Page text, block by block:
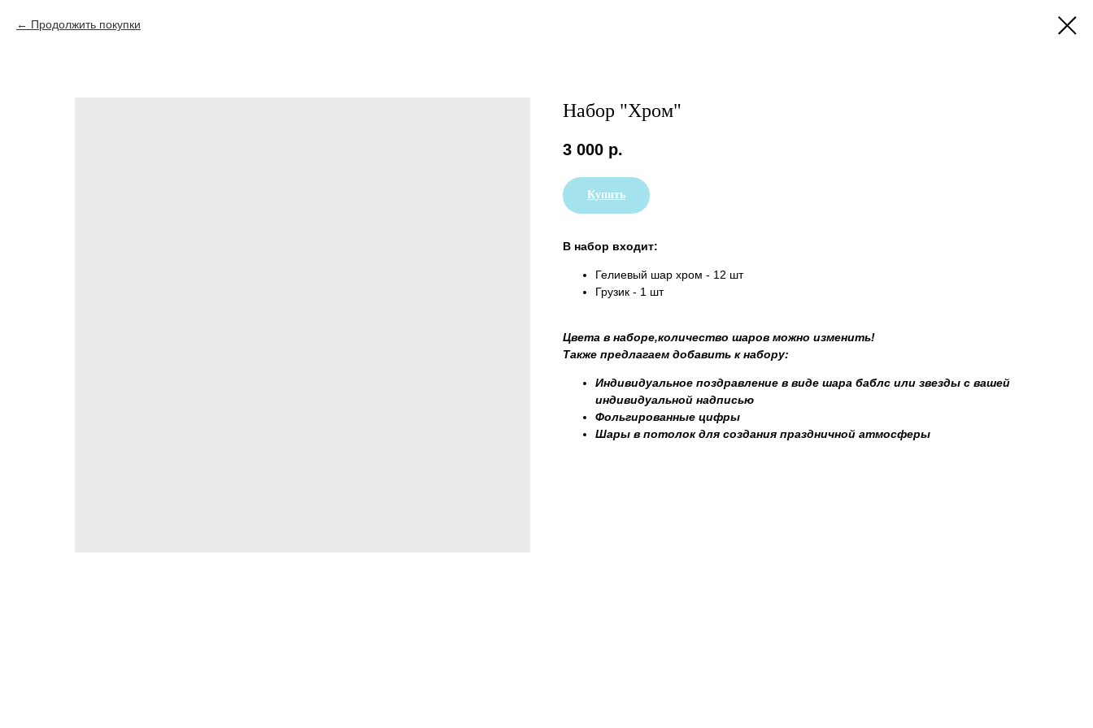
Продолжить покупки
Набор "Хром"
3 000 р.
Купить
В набор входит:
Гелиевый шар хром - 12 шт
Грузик - 1 шт
Цвета в наборе,количество шаров можно изменить!
Также предлагаем добавить к набору:
Индивидуальное поздравление в виде шара баблс или звезды с вашей
индивидуальной надписью
Фольгированные цифры
Шары в потолок для создания праздничной атмосферы